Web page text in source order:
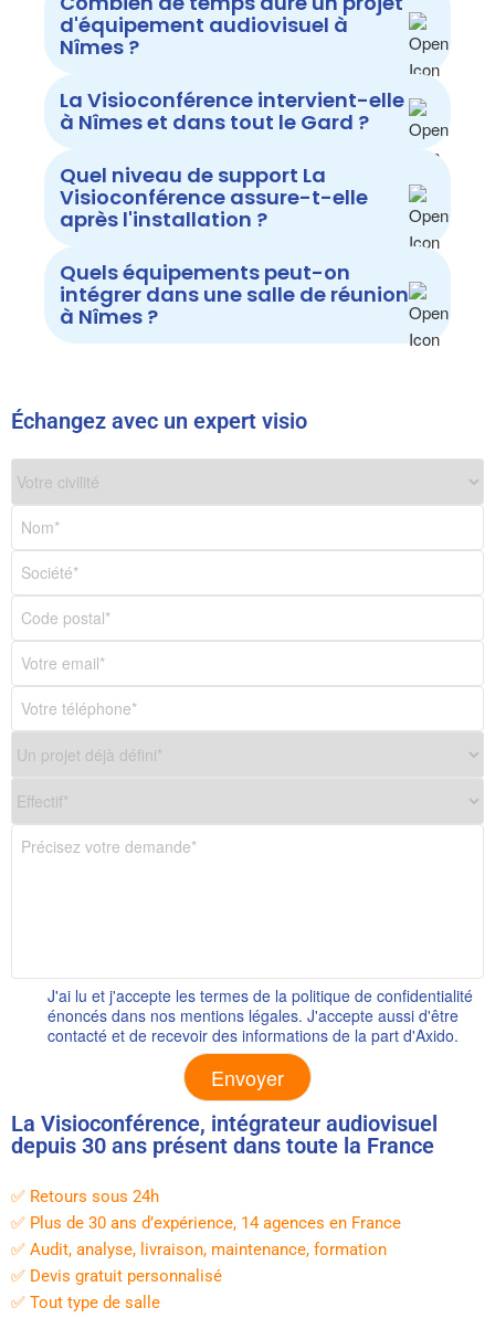
d'équipement audiovisuel à
Nîmes ?
La Visioconférence intervient-elle
à Nîmes et dans tout le Gard ?
Quel niveau de support La
Visioconférence assure-t-elle
après l'installation ?
Quels équipements peut-on
intégrer dans une salle de réunion
à Nîmes ?
Échangez avec un expert visio
J'ai lu et j'accepte les termes de la politique de confidentialité
énoncés dans nos mentions légales. J'accepte aussi d'être
contacté et de recevoir des informations de la part d'Axido.
Alternative:
La Visioconférence, intégrateur audiovisuel
depuis 30 ans présent dans toute la France
✅ Retours sous 24h
✅ Plus de 30 ans d’expérience, 14 agences en France
✅ Audit, analyse, livraison, maintenance, formation
✅ Devis gratuit personnalisé
✅ Tout type de salle